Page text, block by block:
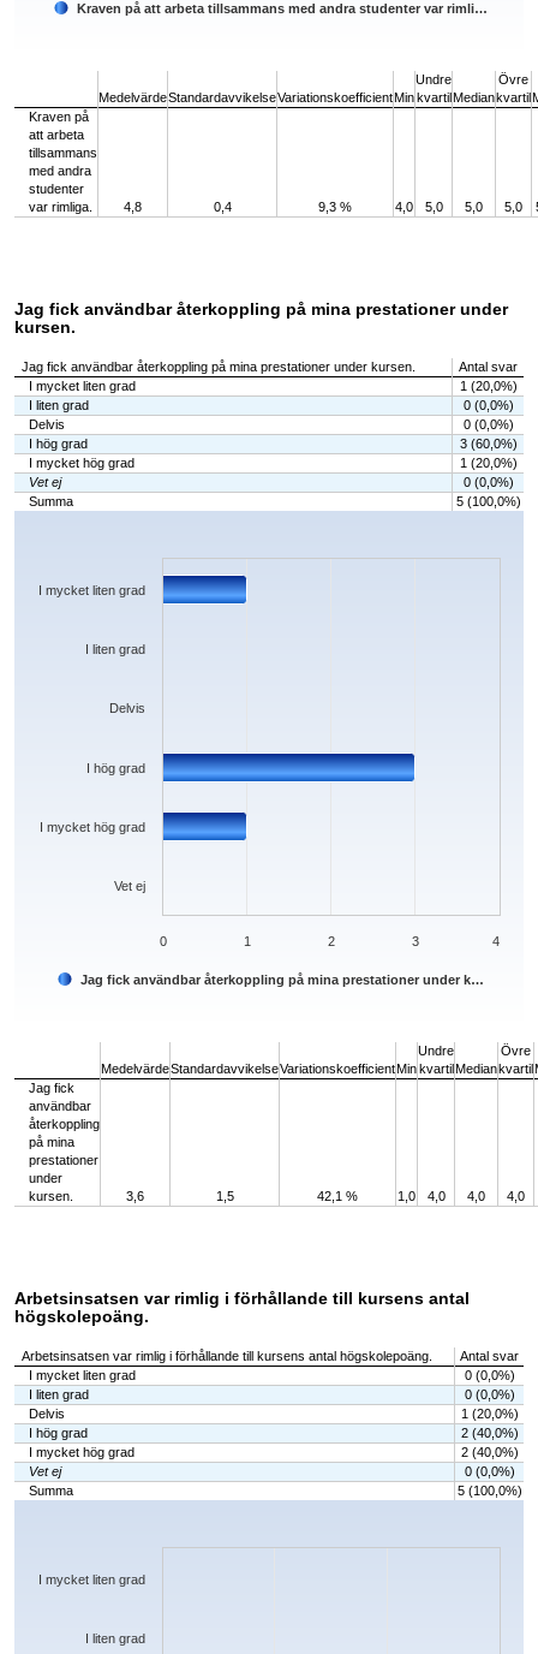
Kraven på att arbeta tillsammans med andra studenter var rimli…
MedelvärdeStandardavvikelseVariationskoefficientMin
Undre
kvartilMedian
Övre
kvartil
Kraven på
att arbeta
tillsammans
med andra
studenter
var rimliga.
4,8 0,4 9,3 % 4,0 5,0 5,0 5,0
Jag fick användbar återkoppling på mina prestationer under
kursen.
Jag fick användbar återkoppling på mina prestationer under kursen.
Antal svar
I mycket liten grad
1 (20,0%)
I liten grad
0 (0,0%)
Delvis
0 (0,0%)
I hög grad
3 (60,0%)
I mycket hög grad
1 (20,0%)
Vet ej
0 (0,0%)
Summa
5 (100,0%)
Chart
The chart has 1 X axis displaying categories.
The chart has 1 Y axis displaying values. Data ranges from 0 to 3.
Jag fick användbar återkoppling på mina prestationer under k…
Vet ej
I mycket hög grad
I hög grad
Delvis
I liten grad
I mycket liten grad
0 1 2 3 4
MedelvärdeStandardavvikelseVariationskoefficientMin
Undre
kvartilMedian
Övre
kvartil
Jag fick
användbar
återkoppling
på mina
prestationer
under
kursen.
3,6 1,5 42,1 % 1,0 4,0 4,0 4,0
Arbetsinsatsen var rimlig i förhållande till kursens antal
högskolepoäng.
Arbetsinsatsen var rimlig i förhållande till kursens antal högskolepoäng.
Antal svar
I mycket liten grad
0 (0,0%)
I liten grad
0 (0,0%)
Delvis
1 (20,0%)
I hög grad
2 (40,0%)
I mycket hög grad
2 (40,0%)
Vet ej
0 (0,0%)
Summa
5 (100,0%)
Chart
The chart has 1 X axis displaying categories.
I liten grad
I mycket liten grad